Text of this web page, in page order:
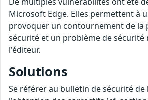
Microsoft Edge. Elles permettent à
provoquer un contournement de la
sécurité et un problème de sécurité
l'éditeur.
Solutions
Se référer au bulletin de sécurité